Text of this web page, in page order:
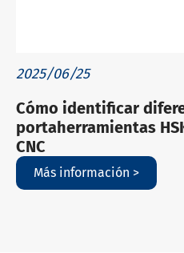
2025/06/25
Cómo identificar
portaherramientas
CNC
Más información >